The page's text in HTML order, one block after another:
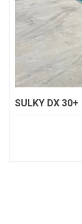
SULKY DX 30+